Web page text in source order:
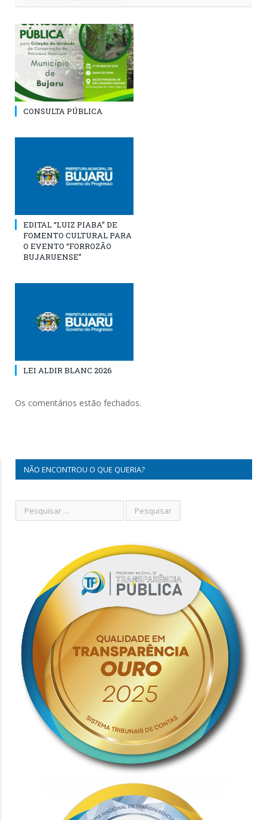
CONSULTA PÚBLICA
EDITAL “LUIZ PIABA” DE
FOMENTO CULTURAL PARA
O EVENTO “FORROZÃO
BUJARUENSE”
LEI ALDIR BLANC 2026
Os comentários estão fechados.
NÃO ENCONTROU O QUE QUERIA?